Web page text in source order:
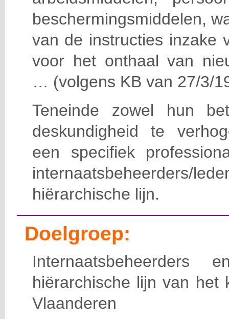
beschermingsmiddelen,
van de instructies inzake
voor het onthaal van
… (volgens KB van 27/3/
Teneinde zowel hun
deskundigheid te
een specifiek
hiërarchische lijn.
Doelgroep:
hiërarchische lijn van het
Vlaanderen